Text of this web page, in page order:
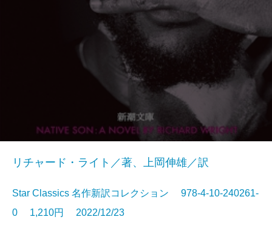
リチャード・ライト／著、上岡伸雄／訳
Star Classics 名作新訳コレクション 978-4-10-240261-
0 1,210円 2022/12/23